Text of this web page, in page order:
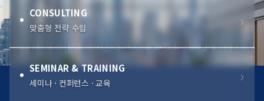
CONSULTING
맞춤형 전략 수립
SEMINAR & TRAINING
세미나 · 컨퍼런스 · 교육